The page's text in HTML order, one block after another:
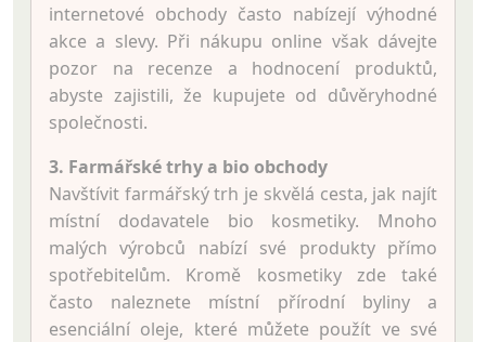
internetové obchody často nabízejí výhodné
akce a slevy. Při nákupu online však dávejte
pozor na recenze a hodnocení produktů,
abyste zajistili, že kupujete od důvěryhodné
společnosti.
3. Farmářské trhy a bio obchody
Navštívit farmářský trh je skvělá cesta, jak najít
místní dodavatele bio kosmetiky. Mnoho
malých výrobců nabízí své produkty přímo
spotřebitelům. Kromě kosmetiky zde také
často naleznete místní přírodní byliny a
esenciální oleje, které můžete použít ve své